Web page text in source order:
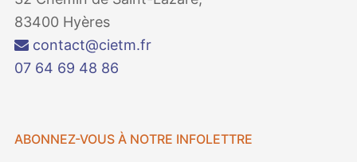
83400 Hyères
contact@cietm.fr
07 64 69 48 86
ABONNEZ-VOUS À NOTRE INFOLETTRE